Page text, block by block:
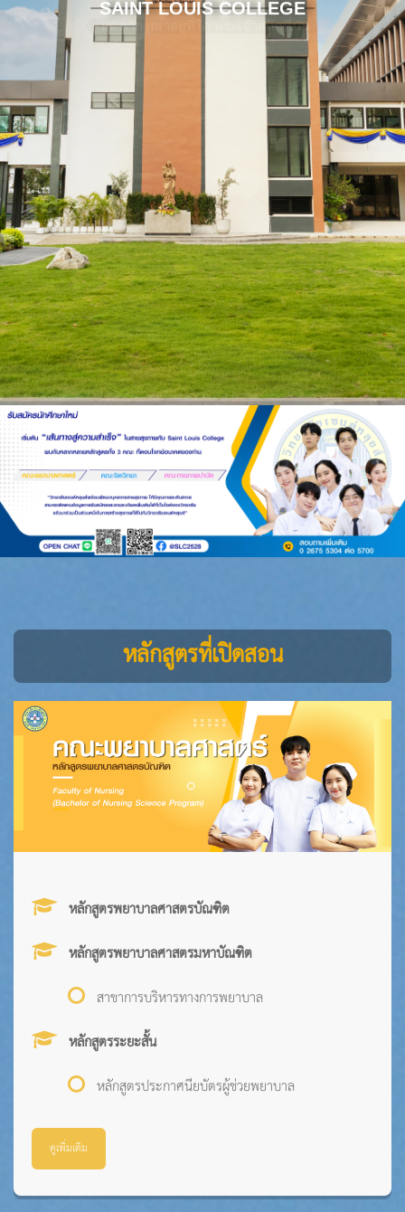
SAINT LOUIS COLLEGE
เมตตากรุณาอยู่ที่ใด พระเจ้าสถิตที่นั่น
หลักสูตรที่เปิดสอน
หลักสูตรพยาบาลศาสตรบัณฑิต
หลักสูตรพยาบาลศาสตรมหาบัณฑิต
สาขาการบริหารทางการพยาบาล
หลักสูตรระยะสั้น
หลักสูตรประกาศนียบัตรผู้ช่วยพยาบาล
ดูเพิ่มเติม